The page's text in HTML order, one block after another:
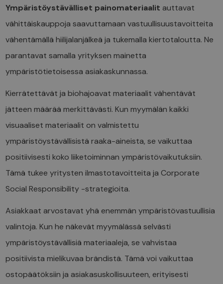
Ympäristöystävälliset painomateriaalit auttavat
vähittäiskauppoja saavuttamaan vastuullisuustavoitteita
vähentämällä hiilijalanjälkeä ja tukemalla kiertotaloutta. Ne
parantavat samalla yrityksen mainetta
ympäristötietoisessa asiakaskunnassa.
Kierrätettävät ja biohajoavat materiaalit vähentävät
jätteen määrää merkittävästi. Kun myymälän kaikki
visuaaliset materiaalit on valmistettu
ympäristöystävällisistä raaka-aineista, se vaikuttaa
positiivisesti koko liiketoiminnan ympäristövaikutuksiin.
Tämä tukee yritysten ilmastotavoitteita ja Corporate
Social Responsibility -strategioita.
Asiakkaat arvostavat yhä enemmän ympäristövastuullisia
valintoja. Kun he näkevät myymälässä selvästi
ympäristöystävällisiä materiaaleja, se vahvistaa
positiivista mielikuvaa brändistä. Tämä voi vaikuttaa
ostopäätöksiin ja asiakasuskollisuuteen, erityisesti